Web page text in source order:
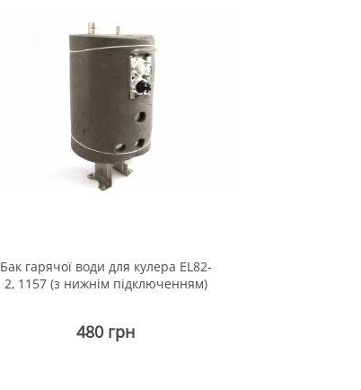
Бак гарячої води для кулера EL82-
2, 1157 (з нижнім підключенням)
480 грн